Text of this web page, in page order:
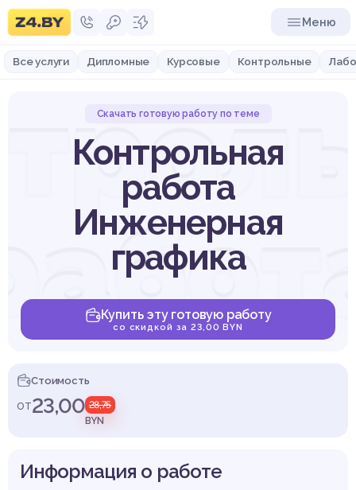
Меню
Все услуги Дипломные Курсовые Контрольные
Скачать готовую работу по теме
Контрольная
работа
Инженерная
графика
Купить эту готовую работу
со скидкой за 23,00 BYN
Стоимость
от23,00 28,75
BYN
Информация о работе